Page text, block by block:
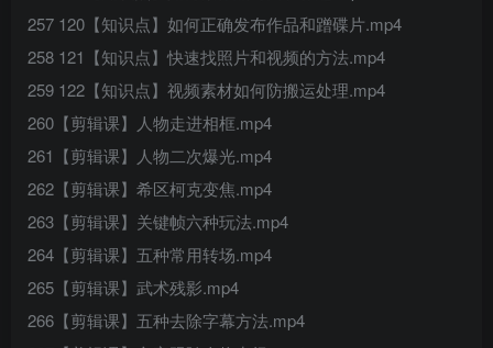
257 120【知识点】如何正确发布作品和蹭碟片.mp4
258 121【知识点】快速找照片和视频的方法.mp4
259 122【知识点】视频素材如何防搬运处理.mp4
260【剪辑课】人物走进相框.mp4
261【剪辑课】人物二次爆光.mp4
262【剪辑课】希区柯克变焦.mp4
263【剪辑课】关键帧六种玩法.mp4
264【剪辑课】五种常用转场.mp4
265【剪辑课】武术残影.mp4
266【剪辑课】五种去除字幕方法.mp4